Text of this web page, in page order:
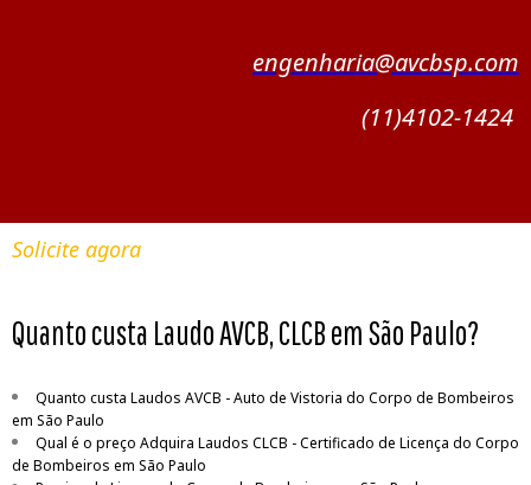
engenharia@avcbsp.com
(11)4102-1424
Solicite agora
Quanto custa Laudo AVCB, CLCB em São Paulo?
Quanto custa Laudos AVCB - Auto de Vistoria do Corpo de Bombeiros
em São Paulo
Qual é o preço Adquira Laudos CLCB - Certificado de Licença do Corpo
de Bombeiros em São Paulo